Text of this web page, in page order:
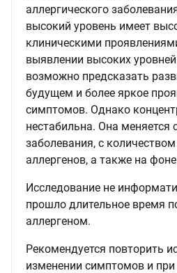
аллергического
высокий уровень имеет
клиническими
выявлении высоких
возможно предсказать
будущем и более яркое
симптомов. Однако
нестабильна. Она меняется
заболевания, с
аллергенов, а также на
Исследование не
прошло длительное время
аллергеном.
Рекомендуется повторить
изменении симптомов и при